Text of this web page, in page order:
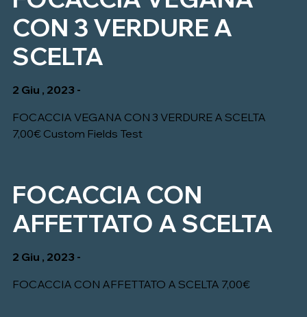
CON 3 VERDURE A
SCELTA
2 Giu , 2023 -
FOCACCIA VEGANA CON 3 VERDURE A SCELTA
7,00€ Custom Fields Test
FOCACCIA CON
AFFETTATO A SCELTA
2 Giu , 2023 -
FOCACCIA CON AFFETTATO A SCELTA 7,00€